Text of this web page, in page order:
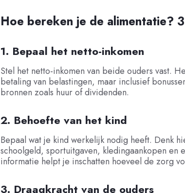
Hoe bereken je de alimentatie?
1. Bepaal het netto-inkomen
Stel het netto-inkomen van beide ouders vast.
betaling van belastingen, maar inclusief
bronnen zoals huur of dividenden.
2. Behoefte van het kind
Bepaal wat je kind werkelijk nodig heeft. Denk
schoolgeld, sportuitgaven, kledingaankopen en
informatie helpt je inschatten hoeveel de zorg
3. Draagkracht van de ouders